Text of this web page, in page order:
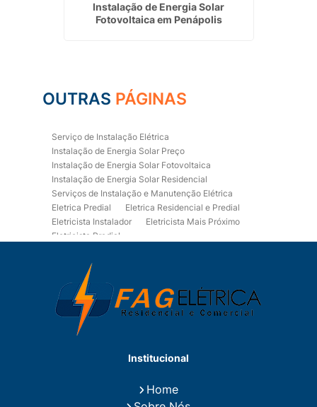
Instalação de Energia Solar
Fotovoltaica em Penápolis
OUTRAS PÁGINAS
Serviço de Instalação Elétrica
Instalação de Energia Solar Preço
Instalação de Energia Solar Fotovoltaica
Instalação de Energia Solar Residencial
Serviços de Instalação e Manutenção Elétrica
Eletrica Predial
Eletrica Residencial e Predial
Eletricista Instalador
Eletricista Mais Próximo
Eletricista Predial
Eletricista Residencial
Eletricista Residencial E Predial
Eletricistas de Manutenção
Empresa de Instalações Elétricas
Empresa de Manutenção Eletrica
Empresa de Prestação de Serviços Eletricos
Fiação para Instalação Eletrica Residencial
Instalação de Energia Solar Residencial Preço
Institucional
Home